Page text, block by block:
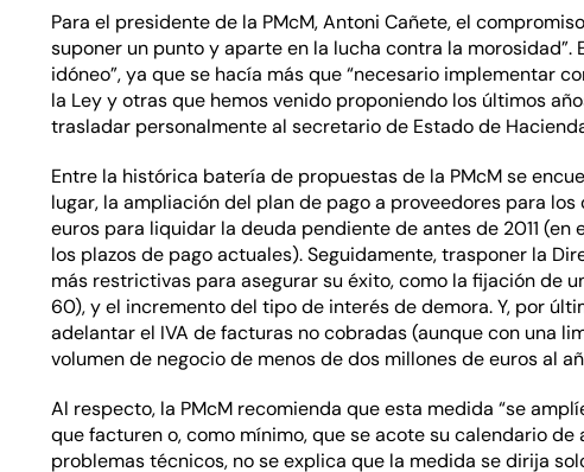
Para el presidente de la PMcM, Antoni Cañete, el
suponer un punto y aparte en la lucha contra la morosidad”.
idóneo”, ya que se hacía más que “necesario implementar
la Ley y otras que hemos venido proponiendo los últimos
trasladar personalmente al secretario de Estado de
Entre la histórica batería de propuestas de la PMcM se
lugar, la ampliación del plan de pago a proveedores para
euros para liquidar la deuda pendiente de antes de 2011
los plazos de pago actuales). Seguidamente, trasponer la
más restrictivas para asegurar su éxito, como la fijación de
60), y el incremento del tipo de interés de demora. Y, por
adelantar el IVA de facturas no cobradas (aunque con una
volumen de negocio de menos de dos millones de euros al
Al respecto, la PMcM recomienda que esta medida “se
que facturen o, como mínimo, que se acote su calendario
problemas técnicos, no se explica que la medida se dirija